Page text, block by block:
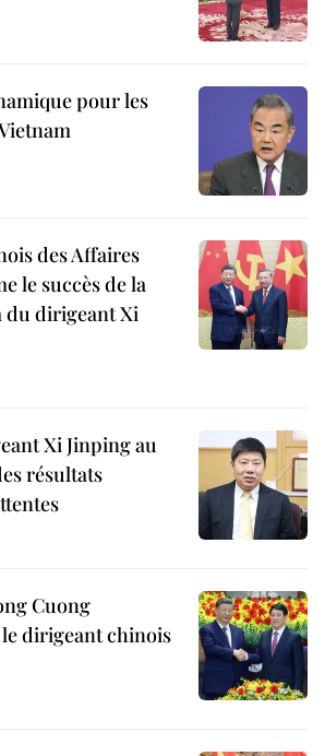
pour les
des Affaires
le succès de la
du dirigeant Xi
Xi Jinping au
résultats
Cuong
le dirigeant chinois